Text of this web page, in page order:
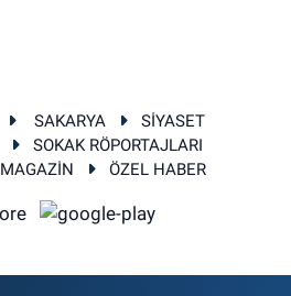
SAKARYA
SİYASET
SOKAK RÖPORTAJLARI
MAGAZİN ÖZEL HABER